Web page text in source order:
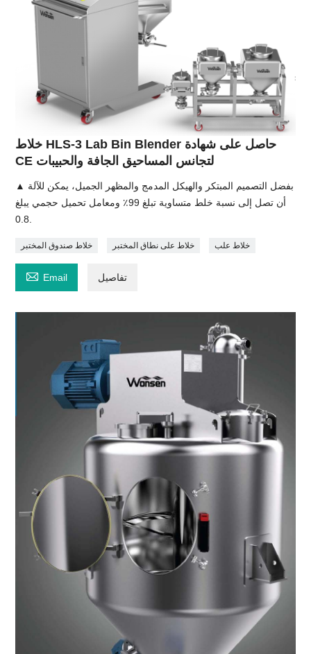
خلاط HLS-3 Lab Bin Blender حاصل على شهادة
CE لتجانس المساحيق الجافة والحبيبات
▲ بفضل التصميم المبتكر والهيكل المدمج والمظهر الجميل، يمكن للآلة
أن تصل إلى نسبة خلط متساوية تبلغ 99٪ ومعامل تحميل حجمي يبلغ
خلاط صندوق المختبر خلاط على نطاق المختبر خلاط علب
 Email تفاصيل